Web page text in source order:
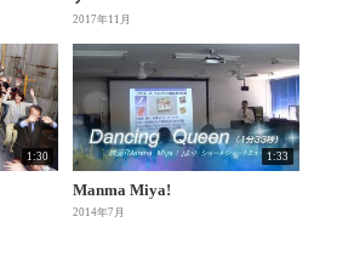
2017年11月
1:30 1:33
Manma Miya!
2014年7月